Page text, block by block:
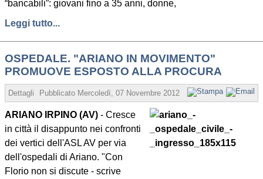
“bancabili”: giovani fino a 35 anni, donne,
Leggi tutto...
OSPEDALE. "ARIANO IN MOVIMENTO"
PROMUOVE ESPOSTO ALLA PROCURA
Dettagli Pubblicato Mercoledì, 07 Novembre 2012 19:25 Scritto da
ARIANO IRPINO (AV) - Cresce
in città il disappunto nei confronti
dei vertici dell'ASL AV per via
dell'ospedali di Ariano. "Con
Florio non si discute - scrive